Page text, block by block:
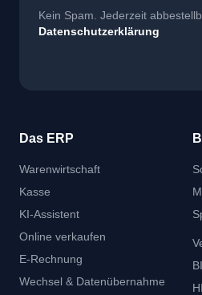
Kein Spam. Jederzeit
Datenschutzerklärung
Das ERP
Warenwirtschaft
Kasse
KI-Assistent
Online verkaufen
E-Rechnung
Wechsel & Datenübernahme